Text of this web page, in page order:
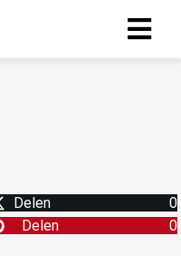
Delen
0
Delen
0